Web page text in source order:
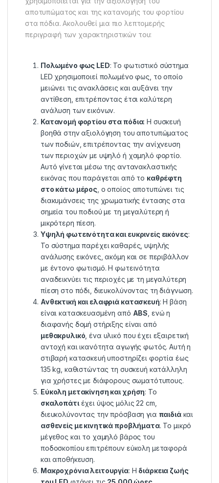
αποτυπώματος και της κατανομής του φορτίου
στα πόδια. Ακολουθεί μια πιο λεπτομερής
περιγραφή των χαρακτηριστικών του:
Πολωμένο φως LED: Το φωτιστικό σύστημα
LED χρησιμοποιεί πολωμένο φως, το οποίο
μειώνει τις ανακλάσεις και αυξάνει την
αντίθεση, επιτρέποντας έτσι καλύτερη
ανάλυση των εικόνων.
Κατανομή φορτίου στα πόδια: Η συσκευή
βοηθά στην αξιολόγηση του αποτυπώματος
των ποδιών, επιτρέποντας την ανίχνευση
των περιοχών με υψηλό ή χαμηλό φορτίο.
Αυτό γίνεται μέσω της αντανακλαστικής
εικόνας που παράγεται από το καθρέφτη
στο κάτω μέρος , ο οποίος αποτυπώνει τις
διακυμάνσεις της χρωματικής έντασης στα
σημεία του ποδιού με τη μεγαλύτερη ή
μικρότερη πίεση.
Υψηλή φωτεινότητα και ευκρινείς εικόνες:
Το σύστημα παρέχει καθαρές, υψηλής
ανάλυσης εικόνες, ακόμη και σε περιβάλλον
με έντονο φωτισμό. Η φωτεινότητα
αναδεικνύει τις περιοχές με τη μεγαλύτερη
πίεση στο πόδι, διευκολύνοντας τη διάγνωση.
Ανθεκτική και ελαφριά κατασκευή: Η βάση
είναι κατασκευασμένη από ABS , ενώ η
διαφανής δομή στήριξης είναι από
μεθακρυλικό , ένα υλικό που έχει εξαιρετική
αντοχή και ικανότητα αγωγής φωτός. Αυτή η
στιβαρή κατασκευή υποστηρίζει φορτία έως
135 kg, καθιστώντας τη συσκευή κατάλληλη
για χρήστες με διάφορους σωματότυπους.
Εύκολη μετακίνηση και χρήση: Το
σκαλοπάτιέχει ύψος μόλις 22 cm,
διευκολύνοντας την πρόσβαση για παιδιάκαι
ασθενείς με κινητικά προβλήματα. Το μικρό
μέγεθος και το χαμηλό βάρος του
ποδοσκοπίου επιτρέπουν εύκολη μεταφορά
και αποθήκευση.
Μακροχρόνια λειτουργία: Η διάρκεια ζωής